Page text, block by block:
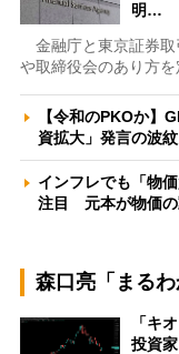
明…
金融庁と東京証券取
や取締役会のあり方
【令和のPKOか】
資拡大」発言の波
インフレでも「物
注目 元本が物価
森口亮「まるわ
「キ
投資